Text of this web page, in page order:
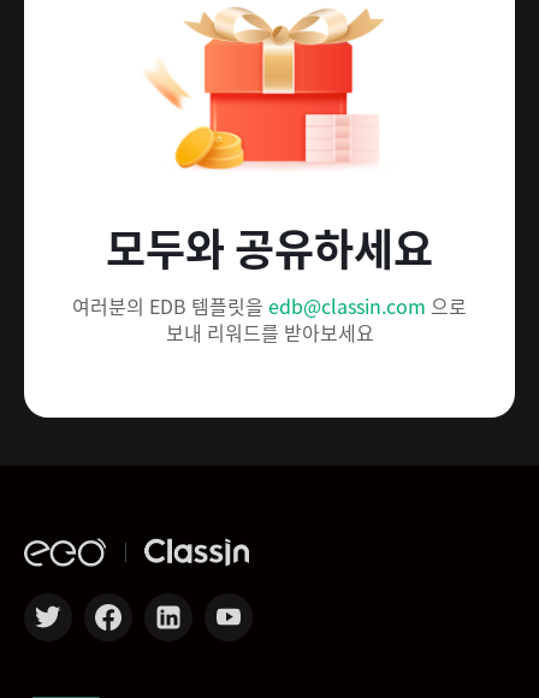
모두와 공유하세요
여러분의 EDB 템플릿을 edb@classin.com 으로
보내 리워드를 받아보세요